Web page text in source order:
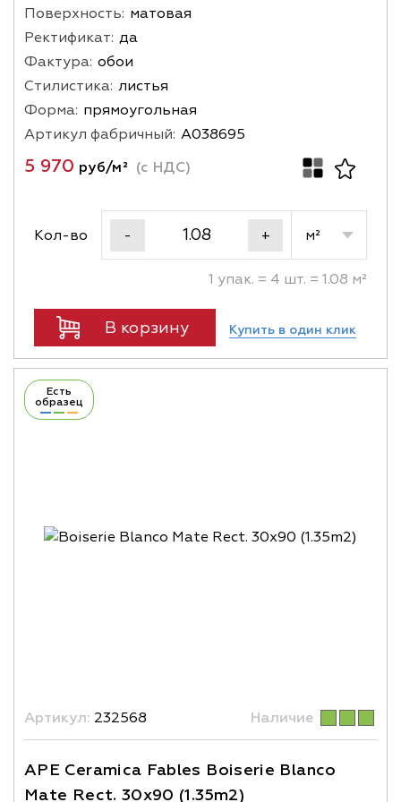
поможем подобрать сочетания, подготовим 3D-
раскладку и отправим живые фото или видео по
запросу.
Поверхность: матовая
Ректификат: да
Фактура: обои
Стилистика: листья
Форма: прямоугольная
Артикул фабричный: A038695
5 970 руб/м² (с НДС)
Кол-во - + м²
1 упак. = 4 шт. = 1.08 м²
В корзину Купить в один клик
Есть
образец
Артикул: 232568 Наличие
APE Ceramica Fables Boiserie Blanco
Mate Rect. 30x90 (1.35m2)